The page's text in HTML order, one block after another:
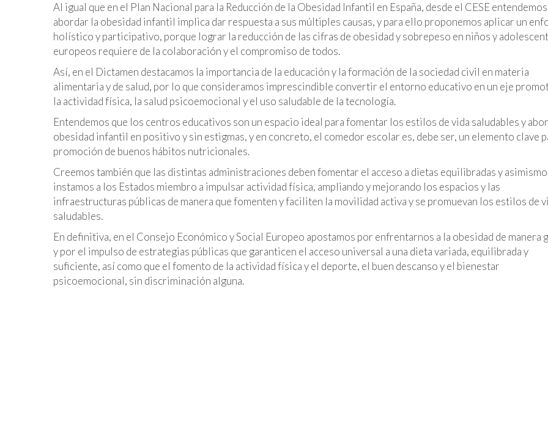
Al igual que en el Plan Nacional para la Reducción de la Obesidad Infantil en España, desde el CESE
abordar la obesidad infantil implica dar respuesta a sus múltiples causas, y para ello proponemos aplicar un
holístico y participativo, porque lograr la reducción de las cifras de obesidad y sobrepeso en niños y
europeos requiere de la colaboración y el compromiso de todos.
Así, en el Dictamen destacamos la importancia de la educación y la formación de la sociedad civil en materia
alimentaria y de salud, por lo que consideramos imprescindible convertir el entorno educativo en un eje
la actividad física, la salud psicoemocional y el uso saludable de la tecnología.
Entendemos que los centros educativos son un espacio ideal para fomentar los estilos de vida saludables y
obesidad infantil en positivo y sin estigmas, y en concreto, el comedor escolar es, debe ser, un elemento clave
promoción de buenos hábitos nutricionales.
Creemos también que las distintas administraciones deben fomentar el acceso a dietas equilibradas y asimismo
instamos a los Estados miembro a impulsar actividad física, ampliando y mejorando los espacios y las
infraestructuras públicas de manera que fomenten y faciliten la movilidad activa y se promuevan los estilos de
saludables.
En definitiva, en el Consejo Económico y Social Europeo apostamos por enfrentarnos a la obesidad de manera
y por el impulso de estrategias públicas que garanticen el acceso universal a una dieta variada, equilibrada y
suficiente, así como que el fomento de la actividad física y el deporte, el buen descanso y el bienestar
psicoemocional, sin discriminación alguna.